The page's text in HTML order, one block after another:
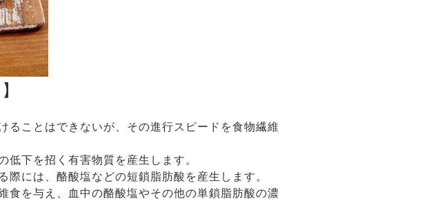
ことはできないが、その進行スピードを食物繊維
下を招く有害物質を産生します。
には、酪酸塩などの短鎖脂肪酸を産生します。
を与え、血中の酪酸塩やその他の単鎖脂肪酸の濃